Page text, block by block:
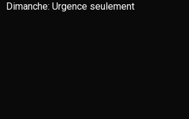
Dimanche: Urgence seulement